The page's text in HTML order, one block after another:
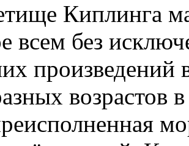
Киплинга
всем без
возрастов